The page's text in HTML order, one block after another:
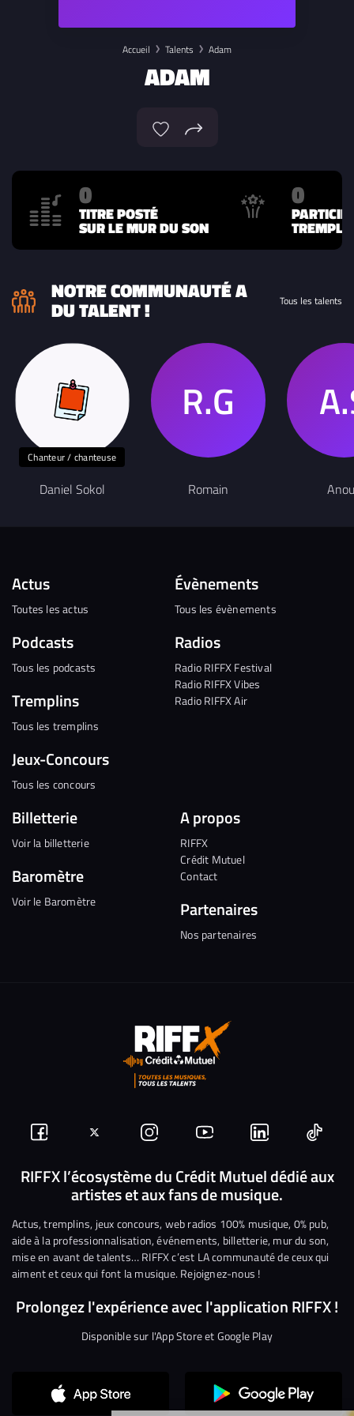
Continuer sans accepter
Accueil Talents Adam
ADAM
0
TITRE POSTÉ
SUR LE MUR DU SON
0
NOTRE COMMUNAUTÉ A
DU TALENT ! Tous les talents
Chanteur / chanteuse
Daniel Sokol Romain
Actus
Toutes les actus
Podcasts
Tous les podcasts
Tremplins
Tous les tremplins
Jeux-Concours
Tous les concours
Évènements
Tous les évènements
Radios
Radio RIFFX Festival
Radio RIFFX Vibes
Radio RIFFX Air
Billetterie
Voir la billetterie
Baromètre
Voir le Baromètre
A propos
RIFFX
Crédit Mutuel
Contact
Partenaires
Nos partenaires
Suivez-
nous
Facebook
Suivez-
nous
sur
Twitter
Nous
rejoindre
sur
Instagram
Nous
rejoindre
sur
YouTube
Nous
rejoindre
sur
Linkedin
Nous
RIFFX l’écosystème du Crédit Mutuel dédié aux
artistes et aux fans de musique.
Actus, tremplins, jeux concours, web radios 100% musique, 0% pub,
aide à la professionnalisation, événements, billetterie, mur du son,
mise en avant de talents… RIFFX c’est LA communauté de ceux qui
aiment et ceux qui font la musique. Rejoignez-nous !
Prolongez l'expérience avec l'application RIFFX !
Disponible sur l'App Store et Google Play